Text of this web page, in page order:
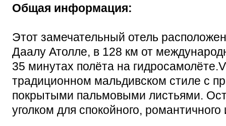
Общая информация:
Этот замечательный отель
Даалу Атолле, в 128 км от
35 минутах полёта на
традиционном мальдивском стиле с
покрытыми пальмовыми листьями.
уголком для спокойного,